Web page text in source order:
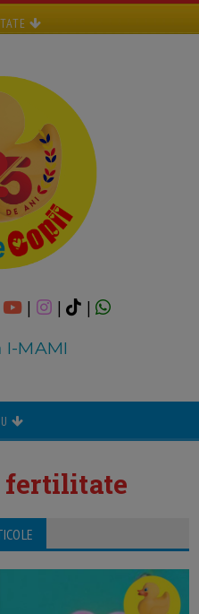
| |
|
I-MAMI
fertilitate